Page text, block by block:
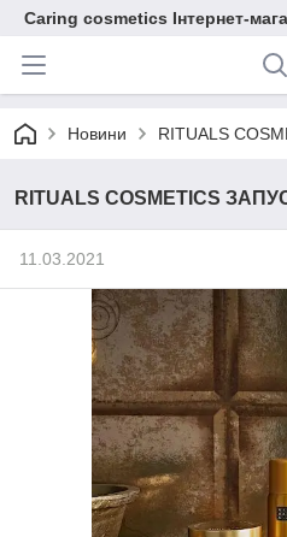
Caring cosmetics Інтернет-
Новини RITUALS
RITUALS COSMETICS
11.03.2021